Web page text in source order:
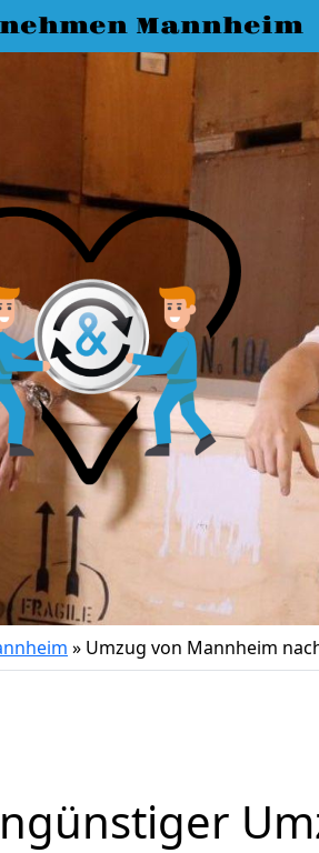
Mannheim
» Umzug von Mannheim